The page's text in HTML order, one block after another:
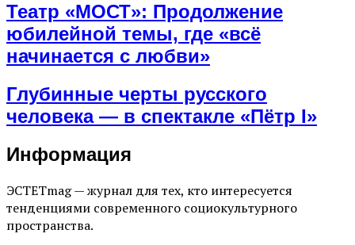
Театр «МОСТ»: Продолжение
юбилейной темы, где «всё
начинается с любви»
Глубинные черты русского
человека — в спектакле «Пётр I»
Информация
ЭСТЕТmag — журнал для тех, кто интересуется
тенденциями современного социокультурного
пространства.